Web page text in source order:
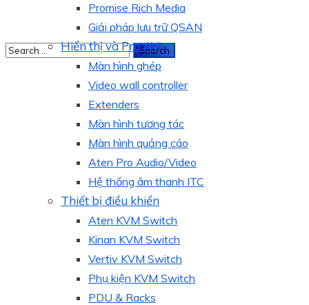
Promise Rich Media
Giải pháp lưu trữ QSAN
Hiển thị và Pro AV
Màn hình ghép
Video wall controller
Extenders
Màn hình tương tác
Màn hình quảng cáo
Aten Pro Audio/Video
Hệ thống âm thanh ITC
Thiết bị điều khiển
Aten KVM Switch
Kinan KVM Switch
Vertiv KVM Switch
Phụ kiện KVM Switch
PDU & Racks